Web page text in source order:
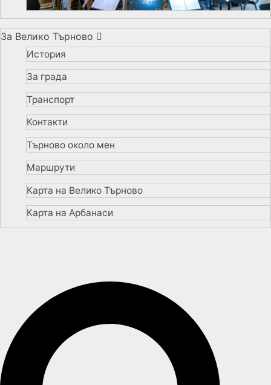
За Велико Търново
История
За града
Транспорт
Контакти
Търново около мен
Маршрути
Карта на Велико Търново
Карта на Арбанаси